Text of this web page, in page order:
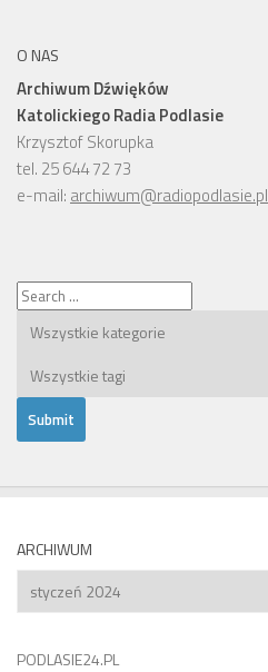
O NAS
Archiwum Dźwięków
Katolickiego Radia Podlasie
Krzysztof Skorupka
tel. 25 644 72 73
e-mail: archiwum@radiopodlasie.pl
ARCHIWUM
Archiwum
PODLASIE24.PL